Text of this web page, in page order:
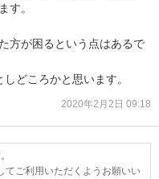
す。
方が困るという点はあるで
どころかと思います。
2020年2月2日 09:18
てご利用いただくようお願いい